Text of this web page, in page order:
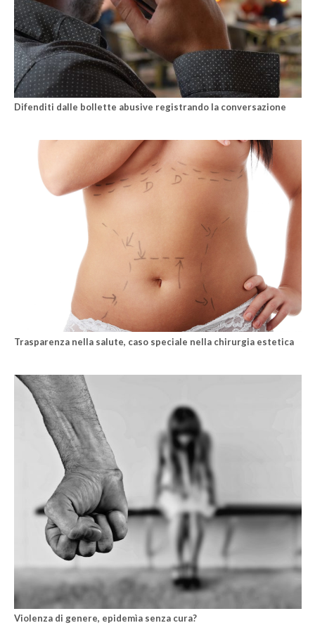
Difenditi dalle bollette abusive registrando la conversazione
Trasparenza nella salute, caso speciale nella chirurgia estetica
Violenza di genere, epidemìa senza cura?